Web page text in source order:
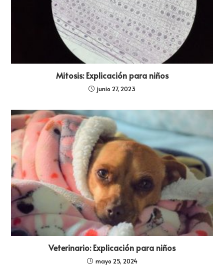
Mitosis: Explicación para niños
junio 27, 2023
Veterinario: Explicación para niños
mayo 25, 2024